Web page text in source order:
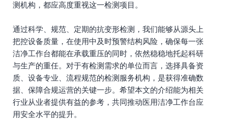
测机构，都应高度重视这一检测项目。
通过科学、规范、定期的抗变形检测，我们能够从源头上
把控设备质量，在使用中及时预警结构风险，确保每一张
洁净工作台都能在承载重压的同时，依然稳稳地托起科研
与生产的重任。对于有检测需求的单位而言，选择具备资
质、设备专业、流程规范的检测服务机构，是获得准确数
据、保障合规运营的关键一步。希望本文的介绍能为相关
行业从业者提供有益的参考，共同推动医用洁净工作台应
用安全水平的提升。